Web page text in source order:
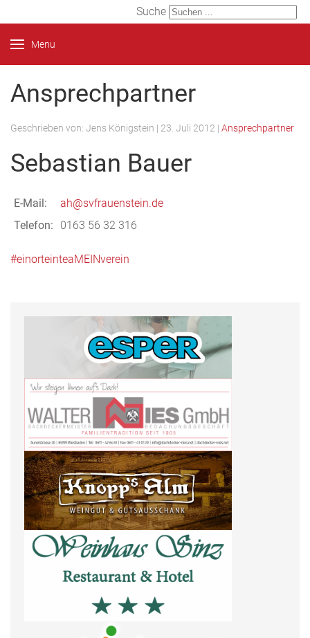
Suche
Menu
Ansprechpartner
Geschrieben von: Jens Königstein | 23. Juli 2012 | Ansprechpartner
Sebastian Bauer
E-Mail:
ah@svfrauenstein.de
Telefon:
0163 56 32 316
#einorteinteaMEINverein